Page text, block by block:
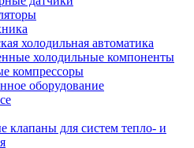
холодильная автоматика
холодильные компоненты
компрессоры
оборудование
клапаны для систем тепло- и